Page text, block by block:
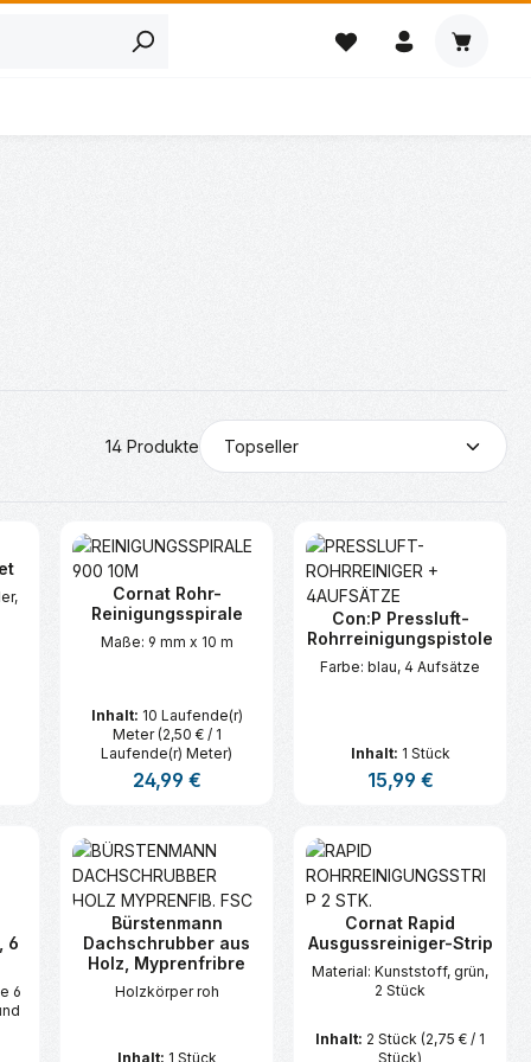
14 Produkte
oder benutze die Schaltflächen um
Wert ein oder benutze die
Gib den gewünschten Wert ein
Cornat Rohr-
Reinigungsspirale
Maße: 9 mm x 10 m
Inhalt: 10 Laufende(r)
Meter(2,50 € / 1
Laufende(r) Meter)
Regulärer Preis:
24,99 €
Produkt Anzahl: Gib den
Con:P Pressluft-
Rohrreinigungspistole
Farbe: blau, 4 Aufsätze
Inhalt: 1 Stück
Regulärer Preis:
15,99 €
Produkt
6
6
Bürstenmann
Dachschrubber aus
Holz, Myprenfribre
Holzkörper roh
Inhalt: 1 Stück
Cornat Rapid
Ausgussreiniger-Strip
Material: Kunststoff, grün,
2 Stück
Inhalt: 2 Stück(2,75 € / 1
Stück)